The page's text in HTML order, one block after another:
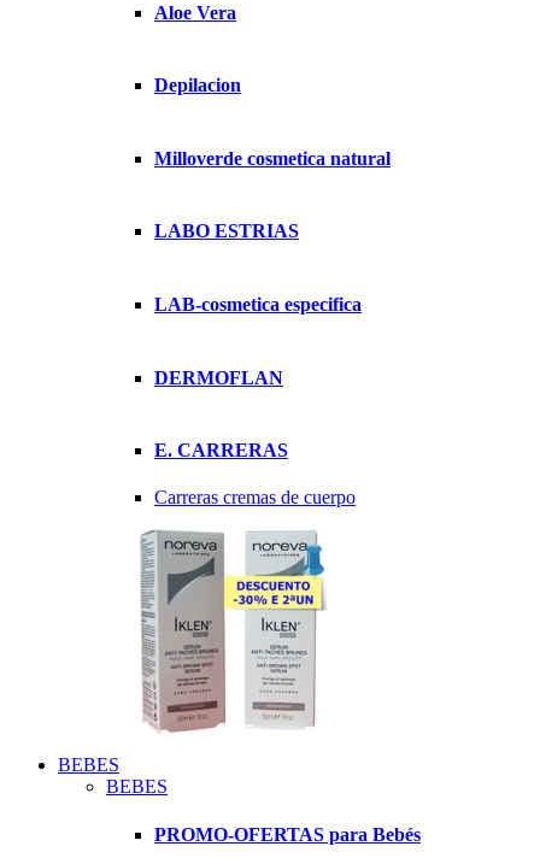
Aloe Vera
Depilacion
Milloverde cosmetica natural
LABO ESTRIAS
LAB-cosmetica especifica
DERMOFLAN
E. CARRERAS
Carreras cremas de cuerpo
BEBES
BEBES
PROMO-OFERTAS para Bebés